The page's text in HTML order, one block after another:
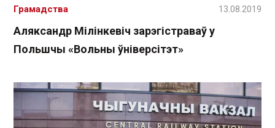
Аляксандр Мілінкевіч зарэгістраваў у
Польшчы «Вольны ўніверсітэт»
Грамадства 13.08.2019